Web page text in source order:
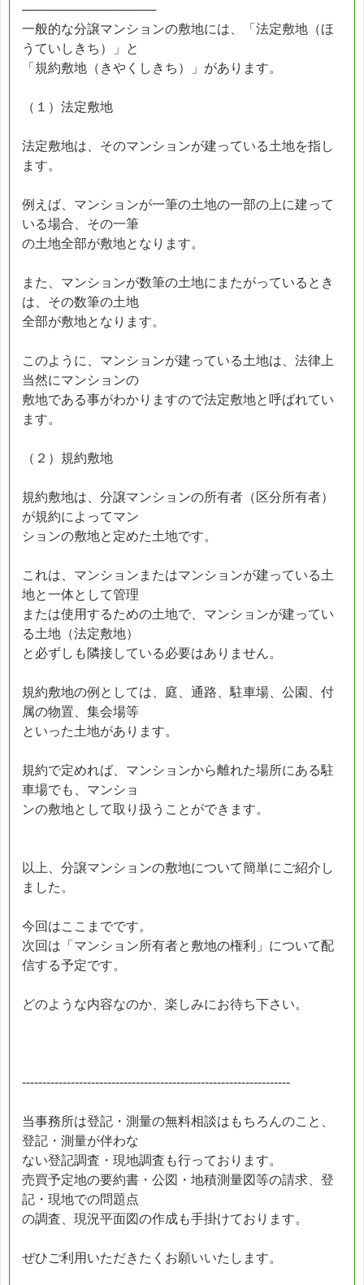
───────────────
一般的な分譲マンションの敷地には、「法定敷地（ほ
うていしきち）」と
「規約敷地（きやくしきち）」があります。
（１）法定敷地
法定敷地は、そのマンションが建っている土地を指し
ます。
例えば、マンションが一筆の土地の一部の上に建って
いる場合、その一筆
の土地全部が敷地となります。
また、マンションが数筆の土地にまたがっているとき
は、その数筆の土地
全部が敷地となります。
このように、マンションが建っている土地は、法律上
当然にマンションの
敷地である事がわかりますので法定敷地と呼ばれてい
ます。
（２）規約敷地
規約敷地は、分譲マンションの所有者（区分所有者）
が規約によってマン
ションの敷地と定めた土地です。
これは、マンションまたはマンションが建っている土
地と一体として管理
または使用するための土地で、マンションが建ってい
る土地（法定敷地）
と必ずしも隣接している必要はありません。
規約敷地の例としては、庭、通路、駐車場、公園、付
属の物置、集会場等
といった土地があります。
規約で定めれば、マンションから離れた場所にある駐
車場でも、マンショ
ンの敷地として取り扱うことができます。
以上、分譲マンションの敷地について簡単にご紹介し
ました。
今回はここまでです。
次回は「マンション所有者と敷地の権利」について配
信する予定です。
どのような内容なのか、楽しみにお待ち下さい。
------------------------------------------------------------------
当事務所は登記・測量の無料相談はもちろんのこと、
登記・測量が伴わな
ない登記調査・現地調査も行っております。
売買予定地の要約書・公図・地積測量図等の請求、登
記・現地での問題点
の調査、現況平面図の作成も手掛けております。
ぜひご利用いただきたくお願いいたします。